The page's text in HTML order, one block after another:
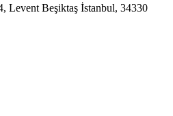
Levent Beşiktaş İstanbul, 34330